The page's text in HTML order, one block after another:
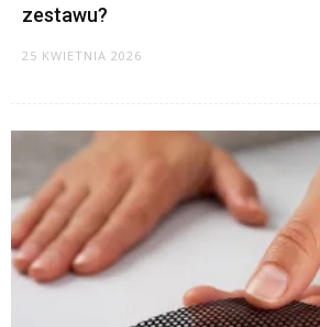
zestawu?
25 KWIETNIA 2026